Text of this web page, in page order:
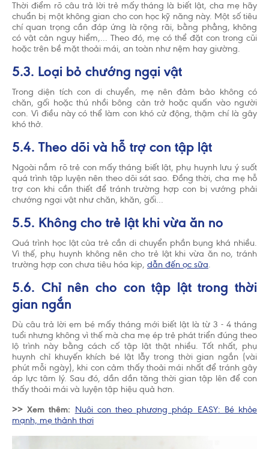
Thời điểm rõ câu trả lời trẻ mấy tháng là biết lật, cha mẹ hãy
chuẩn bị một không gian cho con học kỹ năng này. Một số tiêu
chí quan trọng cần đáp ứng là rộng rãi, bằng phẳng, không
có vật cản nguy hiểm,... Theo đó, mẹ có thể đặt con trong cũi
hoặc trên bề mặt thoải mái, an toàn như nệm hay giường.
5.3. Loại bỏ chướng ngại vật
Trong diện tích con di chuyển, mẹ nên đảm bảo không có
chăn, gối hoặc thú nhồi bông cản trở hoặc quấn vào người
con. Vì điều này có thể làm con khó cử động, thậm chí là gây
khó thở.
5.4. Theo dõi và hỗ trợ con tập lật
Ngoài nắm rõ trẻ con mấy tháng biết lật, phụ huynh lưu ý suốt
quá trình tập luyện nên theo dõi sát sao. Đồng thời, cha mẹ hỗ
trợ con khi cần thiết để tránh trường hợp con bị vướng phải
chướng ngại vật như chăn, khăn, gối…
5.5. Không cho trẻ lật khi vừa ăn no
Quá trình học lật của trẻ cần di chuyển phần bụng khá nhiều.
Vì thế, phụ huynh không nên cho trẻ lật khi vừa ăn no, tránh
trường hợp con chưa tiêu hóa kịp, dẫn đến ọc sữa.
5.6. Chỉ nên cho con tập lật trong thời
gian ngắn
Dù câu trả lời em bé mấy tháng mới biết lật là từ 3 - 4 tháng
tuổi nhưng không vì thế mà cha mẹ ép trẻ phát triển đúng theo
lộ trình này bằng cách cố tập lật thật nhiều. Tốt nhất, phụ
huynh chỉ khuyến khích bé lật lẫy trong thời gian ngắn (vài
phút mỗi ngày), khi con cảm thấy thoải mái nhất để tránh gây
áp lực tâm lý. Sau đó, dần dần tăng thời gian tập lên để con
thấy thoải mái và luyện tập hiệu quả hơn.
>> Xem thêm:
Nuôi con theo phương pháp EASY: Bé khỏe
mạnh, mẹ thảnh thơi